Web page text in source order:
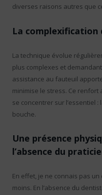
diverses raisons autres que
La complexification
La technique évolue
plus complexes et
assistance au fauteuil
minimise le stress. Ce
se concentrer sur l’essentiel
bouche.
Une présence
l’absence du
En effet, je ne connais pas
moins. En l’absence du